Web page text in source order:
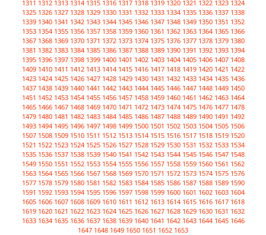
1311 1312 1313 1314 1315 1316 1317 1318 1319 1320 1321 1322 1323 1324
1325 1326 1327 1328 1329 1330 1331 1332 1333 1334 1335 1336 1337 1338
1339 1340 1341 1342 1343 1344 1345 1346 1347 1348 1349 1350 1351 1352
1353 1354 1355 1356 1357 1358 1359 1360 1361 1362 1363 1364 1365 1366
1367 1368 1369 1370 1371 1372 1373 1374 1375 1376 1377 1378 1379 1380
1381 1382 1383 1384 1385 1386 1387 1388 1389 1390 1391 1392 1393 1394
1395 1396 1397 1398 1399 1400 1401 1402 1403 1404 1405 1406 1407 1408
1409 1410 1411 1412 1413 1414 1415 1416 1417 1418 1419 1420 1421 1422
1423 1424 1425 1426 1427 1428 1429 1430 1431 1432 1433 1434 1435 1436
1437 1438 1439 1440 1441 1442 1443 1444 1445 1446 1447 1448 1449 1450
1451 1452 1453 1454 1455 1456 1457 1458 1459 1460 1461 1462 1463 1464
1465 1466 1467 1468 1469 1470 1471 1472 1473 1474 1475 1476 1477 1478
1479 1480 1481 1482 1483 1484 1485 1486 1487 1488 1489 1490 1491 1492
1493 1494 1495 1496 1497 1498 1499 1500 1501 1502 1503 1504 1505 1506
1507 1508 1509 1510 1511 1512 1513 1514 1515 1516 1517 1518 1519 1520
1521 1522 1523 1524 1525 1526 1527 1528 1529 1530 1531 1532 1533 1534
1535 1536 1537 1538 1539 1540 1541 1542 1543 1544 1545 1546 1547 1548
1549 1550 1551 1552 1553 1554 1555 1556 1557 1558 1559 1560 1561 1562
1563 1564 1565 1566 1567 1568 1569 1570 1571 1572 1573 1574 1575 1576
1577 1578 1579 1580 1581 1582 1583 1584 1585 1586 1587 1588 1589 1590
1591 1592 1593 1594 1595 1596 1597 1598 1599 1600 1601 1602 1603 1604
1605 1606 1607 1608 1609 1610 1611 1612 1613 1614 1615 1616 1617 1618
1619 1620 1621 1622 1623 1624 1625 1626 1627 1628 1629 1630 1631 1632
1633 1634 1635 1636 1637 1638 1639 1640 1641 1642 1643 1644 1645 1646
1647 1648 1649 1650 1651 1652 1653